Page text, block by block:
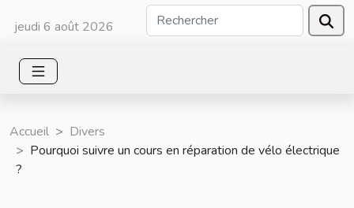
jeudi 6 août 2026
Accueil
Divers
Pourquoi suivre un cours en réparation de vélo électrique
?